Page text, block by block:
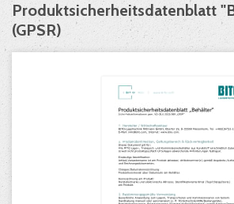
Produktsicherheitsdatenblatt
(GPSR)